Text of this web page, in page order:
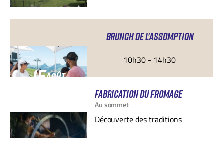
15AOÛT
BRUNCH DE L'ASSOMPTION
10h30 - 14h30
FABRICATION DU FROMAGE
Au sommet
Découverte des traditions